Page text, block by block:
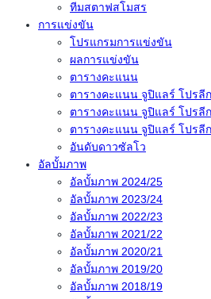
ทีมสตาฟสโมสร
การแข่งขัน
โปรแกรมการแข่งขัน
ผลการแข่งขัน
ตารางคะแนน
ตารางคะแนน จูปิแลร์ โปรลี
ตารางคะแนน จูปิแลร์ โปรลี
ตารางคะแนน จูปิแลร์ โปรลี
อันดับดาวซัลโว
อัลบั้มภาพ
อัลบั้มภาพ 2024/25
อัลบั้มภาพ 2023/24
อัลบั้มภาพ 2022/23
อัลบั้มภาพ 2021/22
อัลบั้มภาพ 2020/21
อัลบั้มภาพ 2019/20
อัลบั้มภาพ 2018/19